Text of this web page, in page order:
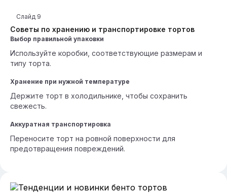
Советы по хранению и транспортировке тортов
Слайд 9
Выбор правильной упаковки
Используйте коробки, соответствующие размерам и
типу торта.
Хранение при нужной температуре
Держите торт в холодильнике, чтобы сохранить
свежесть.
Аккуратная транспортировка
Переносите торт на ровной поверхности для
предотвращения повреждений.